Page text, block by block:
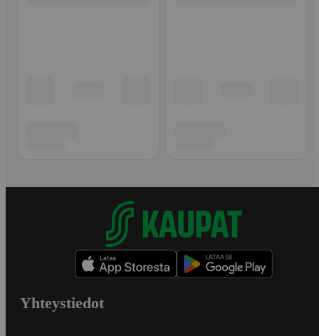
Yhteystiedot